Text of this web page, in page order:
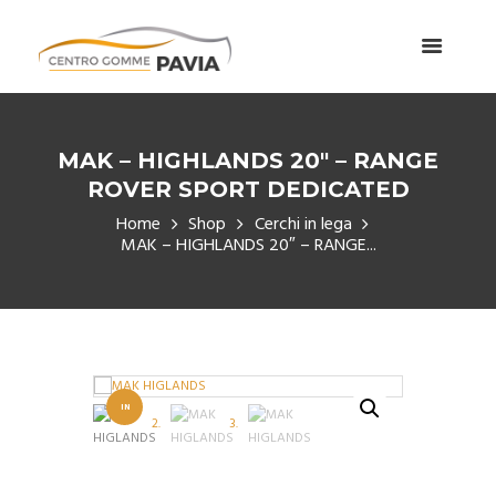
MAK – HIGHLANDS 20″ – RANGE
ROVER SPORT DEDICATED
Home Shop Cerchi in lega
MAK – HIGHLANDS 20″ – RANGE...
IN
OFFERT